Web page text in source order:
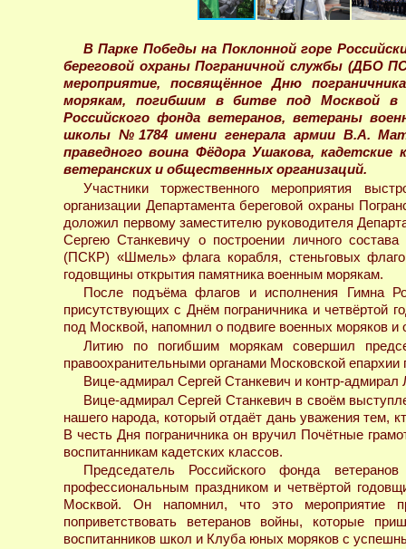
В Парке Победы на Поклонной горе
береговой охраны Пограничной службы (ДБО
мероприятие, посвящённое Дню
морякам, погибшим в битве под Москвой в
Российского фонда ветеранов, ветераны
школы №1784 имени генерала армии В.А.
праведного воина Фёдора Ушакова,
ветеранских и общественных организаций.
Участники торжественного мероприятия
организации Департамента береговой охраны
доложил первому заместителю руководителя
Сергею Станкевичу о построении личного
(ПСКР) «Шмель» флага корабля, стеньговых
годовщины открытия памятника военным морякам.
После подъёма флагов и исполнения Гимна
присутствующих с Днём пограничника и четвёртой
под Москвой, напомнил о подвиге военных моряков
Литию по погибшим морякам совершил
правоохранительными органами Московской
Вице-адмирал Сергей Станкевич и контр-адмирал
Вице-адмирал Сергей Станкевич в своём
нашего народа, который отдаёт дань уважения тем,
В честь Дня пограничника он вручил Почётные
воспитанникам кадетских классов.
Председатель Российского фонда
профессиональным праздником и четвёртой
Москвой. Он напомнил, что это мероприятие
поприветствовать ветеранов войны, которые
воспитанников школ и Клуба юных моряков с